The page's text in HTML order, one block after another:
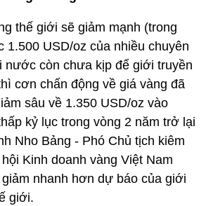
thế giới sẽ giảm mạnh (trong
1.500 USD/oz của nhiều chuyên
nước còn chưa kịp để giới truyền
cơn chấn động về giá vàng đã
sâu về 1.350 USD/oz vào
kỷ lục trong vòng 2 năm trở lại
Nho Bảng - Phó Chủ tịch kiêm
Kinh doanh vàng Việt Nam
nhanh hơn dự báo của giới
giới.